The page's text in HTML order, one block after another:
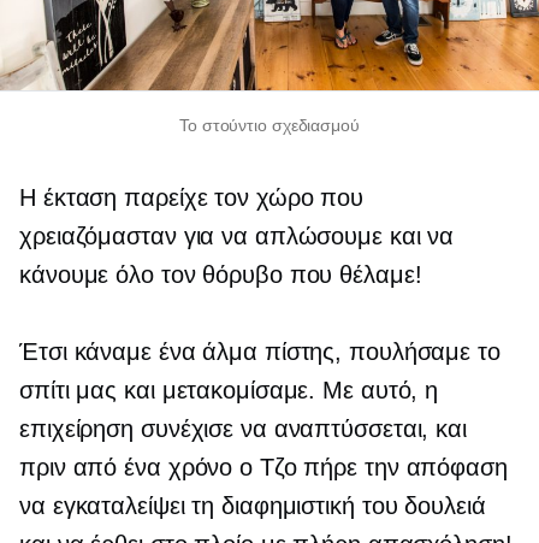
Το στούντιο σχεδιασμού
Η έκταση παρείχε τον χώρο που
χρειαζόμασταν για να απλώσουμε και να
κάνουμε όλο τον θόρυβο που θέλαμε!
Έτσι κάναμε ένα άλμα πίστης, πουλήσαμε το
σπίτι μας και μετακομίσαμε. Με αυτό, η
επιχείρηση συνέχισε να αναπτύσσεται, και
πριν από ένα χρόνο ο Τζο πήρε την απόφαση
να εγκαταλείψει τη διαφημιστική του δουλειά